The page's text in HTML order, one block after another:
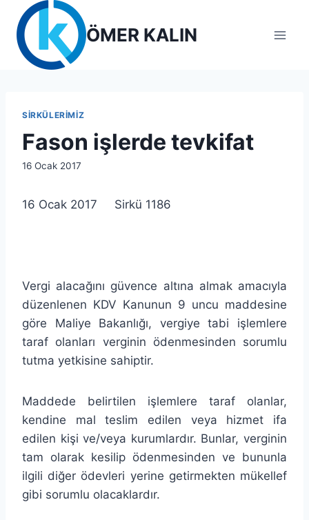
content
ÖMER KALIN
SIRKÜLERIMIZ
Fason işlerde tevkifat
By
16 Ocak 2017
16 Ocak 2017 Sirkü 1186
Vergi alacağını güvence altına almak amacıyla
düzenlenen KDV Kanunun 9 uncu maddesine
göre Maliye Bakanlığı, vergiye tabi işlemlere
taraf olanları verginin ödenmesinden sorumlu
tutma yetkisine sahiptir.
Maddede belirtilen işlemlere taraf olanlar,
kendine mal teslim edilen veya hizmet ifa
edilen kişi ve/veya kurumlardır. Bunlar, verginin
tam olarak kesilip ödenmesinden ve bununla
ilgili diğer ödevleri yerine getirmekten mükellef
gibi sorumlu olacaklardır.